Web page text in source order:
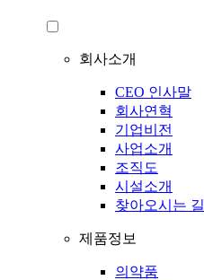
회사소개
CEO 인사말
회사연혁
기업비전
사업소개
조직도
시설소개
찾아오시는 길
제품정보
의약품